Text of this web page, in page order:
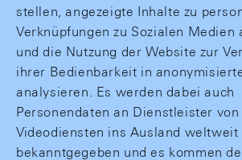
stellen, angezeigte Inhalte zu
Verknüpfungen zu Sozialen Medien
und die Nutzung der Website zur
ihrer Bedienbarkeit in
analysieren. Es werden dabei auch
Personendaten an Dienstleister von
Videodiensten ins Ausland weltweit
bekanntgegeben und es kommen